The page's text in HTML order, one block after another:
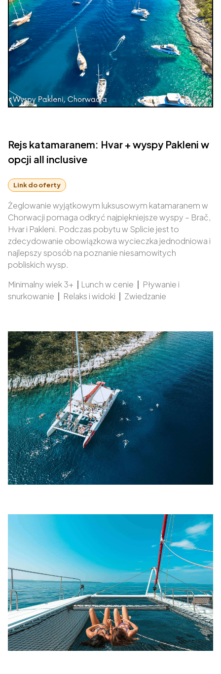
Rejs katamaranem: Hvar + wyspy Pakleni w
opcji all inclusive
Link do oferty
Żeglowanie wyjątkowym luksusowym katamaranem w
Chorwacji pomaga odkryć najpiękniejsze wyspy – Brač,
Hvar i Pakleni. Podczas pobytu w Splicie jest to
zdecydowanie obowiązkowa wycieczka jednodniowa i
najlepszy sposób na poznanie niesamowitych
pobliskich wysp.
Minimalny wiek 3+ | Lunch w cenie | Pływanie i
snurkowanie | Relaks i widoki | Zwiedzanie